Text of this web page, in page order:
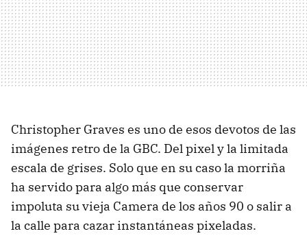
Christopher Graves es uno de esos devotos de las
imágenes retro de la GBC. Del pixel y la limitada
escala de grises. Solo que en su caso la morriña
ha servido para algo más que conservar
impoluta su vieja Camera de los años 90 o salir a
la calle para cazar instantáneas pixeladas.